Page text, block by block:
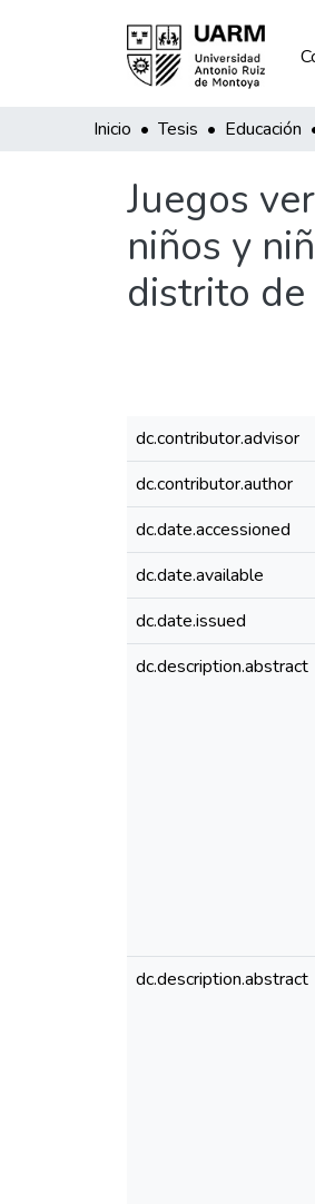
Inicio Tesis Educación
Juegos
niños y
distrito
dc.contributor.advisor
dc.contributor.author
dc.date.accessioned
dc.date.available
dc.date.issued
dc.description.abstract
dc.description.abstract